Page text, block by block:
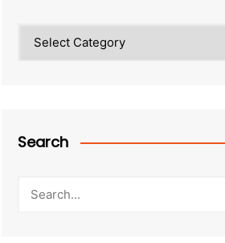
Search